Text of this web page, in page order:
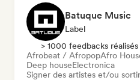
Batuque Music
Label
> 1000 feedbacks réalisés
Afrobeat / AfropopAfro
Deep houseElectronica
Signer des artistes et/ou